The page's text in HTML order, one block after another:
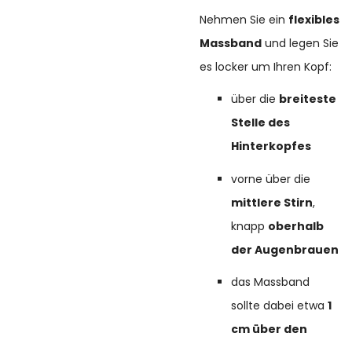
Nehmen Sie ein flexibles
Massband und legen Sie
es locker um Ihren Kopf:
über die breiteste
Stelle des
Hinterkopfes
vorne über die
mittlere Stirn,
knapp oberhalb
der Augenbrauen
das Massband
sollte dabei etwa1
cm über den